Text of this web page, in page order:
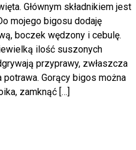
Głównym składnikiem jest
mojego bigosu dodaję
boczek wędzony i cebulę.
ilość suszonych
przyprawy, zwłaszcza
Gorący bigos można
zamknąć […]